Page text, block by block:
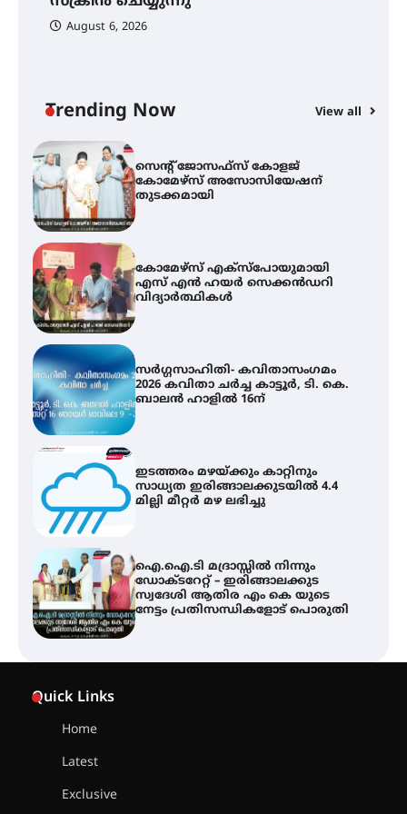
August 6, 2026
Trending Now View all
വെള്ളിയാഴ്ച സ്‌ക്രീൻ ചെയ്യുന്നു
സെന്റ് ജോസഫ്സ് കോളജ്
കോമേഴ്‌സ് അസോസിയേഷന്
തുടക്കമായി
കോമേഴ്സ് എക്സ്പോയുമായി
എസ് എൻ ഹയർ സെക്കൻഡറി
വിദ്യാർത്ഥികൾ
സർഗ്ഗസാഹിതി- കവിതാസംഗമം
2026 കവിതാ ചർച്ച കാട്ടൂർ, ടി. കെ.
ബാലൻ ഹാളിൽ 16ന്
ഇടത്തരം മഴയ്ക്കും കാറ്റിനും
സാധ്യത ഇരിങ്ങാലക്കുടയിൽ 4.4
മില്ലി മീറ്റർ മഴ ലഭിച്ചു
ഐ.ഐ.ടി മദ്രാസ്സിൽ നിന്നും
ഡോക്ടറേറ്റ് – ഇരിങ്ങാലക്കുട
സ്വദേശി ആതിര എം കെ യുടെ
നേട്ടം പ്രതിസന്ധികളോട് പൊരുതി
Quick Links
Home
Latest
Exclusive